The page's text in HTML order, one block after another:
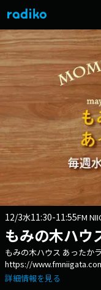
12/3水11:30-11:55FM
もみの木ハウ
もみの木ハウス あった
https://
https://
詳細情報を見る